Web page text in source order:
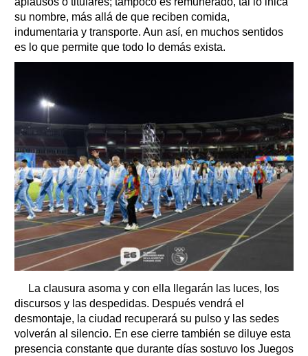
su nombre, más allá de que reciben comida,
indumentaria y transporte. Aun así, en muchos sentidos
es lo que permite que todo lo demás exista.
La clausura asoma y con ella llegarán las luces, los
discursos y las despedidas. Después vendrá el
desmontaje, la ciudad recuperará su pulso y las sedes
volverán al silencio. En ese cierre también se diluye esta
presencia constante que durante días sostuvo los Juegos